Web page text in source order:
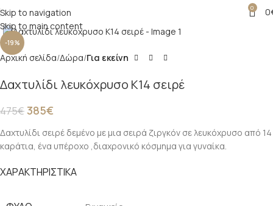
Skip to navigation
Skip to main content
0 0
-19%
Click to enlarge
Αρχική σελίδα Δώρα Για εκείνη
Δαχτυλίδι λευκόχρυσο Κ14 σειρέ
475€385€
Δαχτυλίδι σειρέ δεμένο με μια σειρά ζιργκόν σε λευκόχρυσο από 14
καράτια, ένα υπέροχο ,διαχρονικό κόσμημα για γυναίκα.
ΧΑΡΑΚΤΗΡΙΣΤΙΚΑ